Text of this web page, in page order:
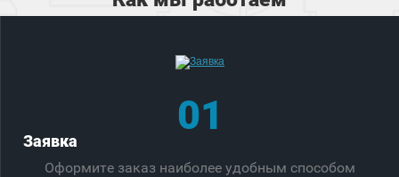
01
Заявка
Оформите заказ наиболее удобным способом